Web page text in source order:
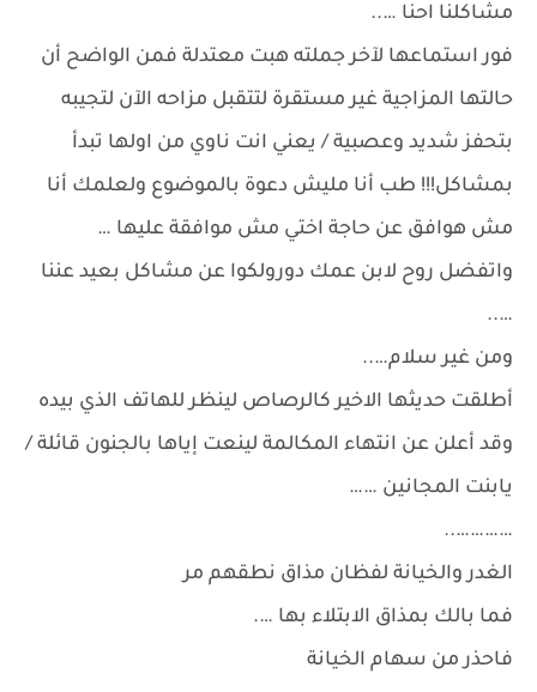
مشاكلنا احنا …..
فور استماعها لآخر جملته هبت معتدلة فمن الواضح أن
حالتها المزاجية غير مستقرة لتتقبل مزاحه الآن لتجيبه
بتحفز شديد وعصبية / يعني انت ناوي من اولها تبدأ
بمشاكل!!! طب أنا مليش دعوة بالموضوع ولعلمك أنا
مش هوافق عن حاجة اختي مش موافقة عليها …
واتفضل روح لابن عمك دورولكوا عن مشاكل بعيد عننا
…..
ومن غير سلام…..
أطلقت حديثها الاخير كالرصاص لينظر للهاتف الذي بيده
وقد أعلن عن انتهاء المكالمة لينعت إياها بالجنون قائلة /
يابنت المجانين ……
…………..
الغدر والخيانة لفظان مذاق نطقهم مر
فما بالك بمذاق الابتلاء بها ….
فاحذر من سهام الخيانة